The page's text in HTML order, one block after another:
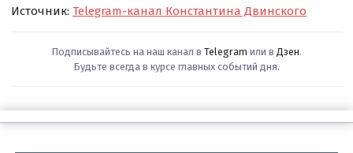
Источник:Telegram-канал Константина Двинского
Подписывайтесь на наш канал в Telegram или в Дзен.
Будьте всегда в курсе главных событий дня.